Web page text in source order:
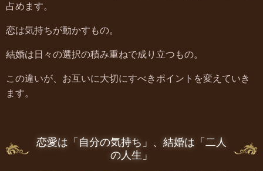
占めます。
恋は気持ちが動かすもの。
結婚は日々の選択の積み重ねで成り立つもの。
この違いが、お互いに大切にすべきポイントを変えていき
ます。
恋愛は「自分の気持ち」、結婚は「二人
の人生」